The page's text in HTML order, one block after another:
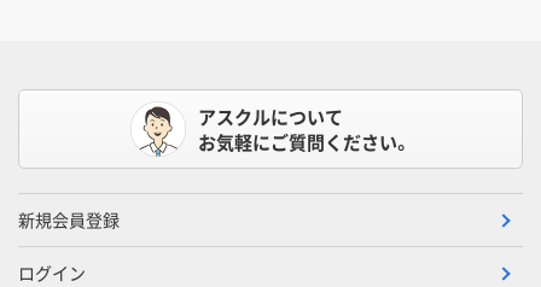
アスクルについて
お気軽にご質問ください。
新規会員登録
ログイン